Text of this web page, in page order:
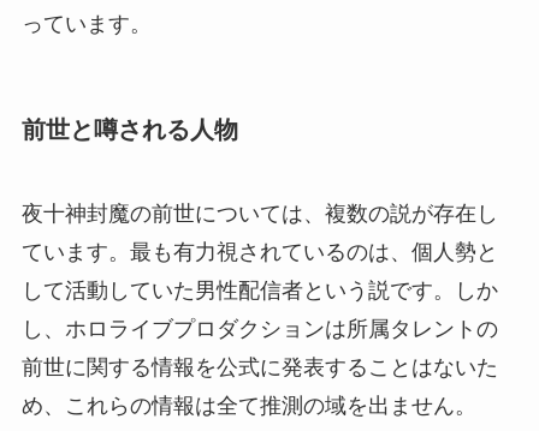
っています。
前世と噂される人物
夜十神封魔の前世については、複数の説が存在し
ています。最も有力視されているのは、個人勢と
して活動していた男性配信者という説です。しか
し、ホロライブプロダクションは所属タレントの
前世に関する情報を公式に発表することはないた
め、これらの情報は全て推測の域を出ません。